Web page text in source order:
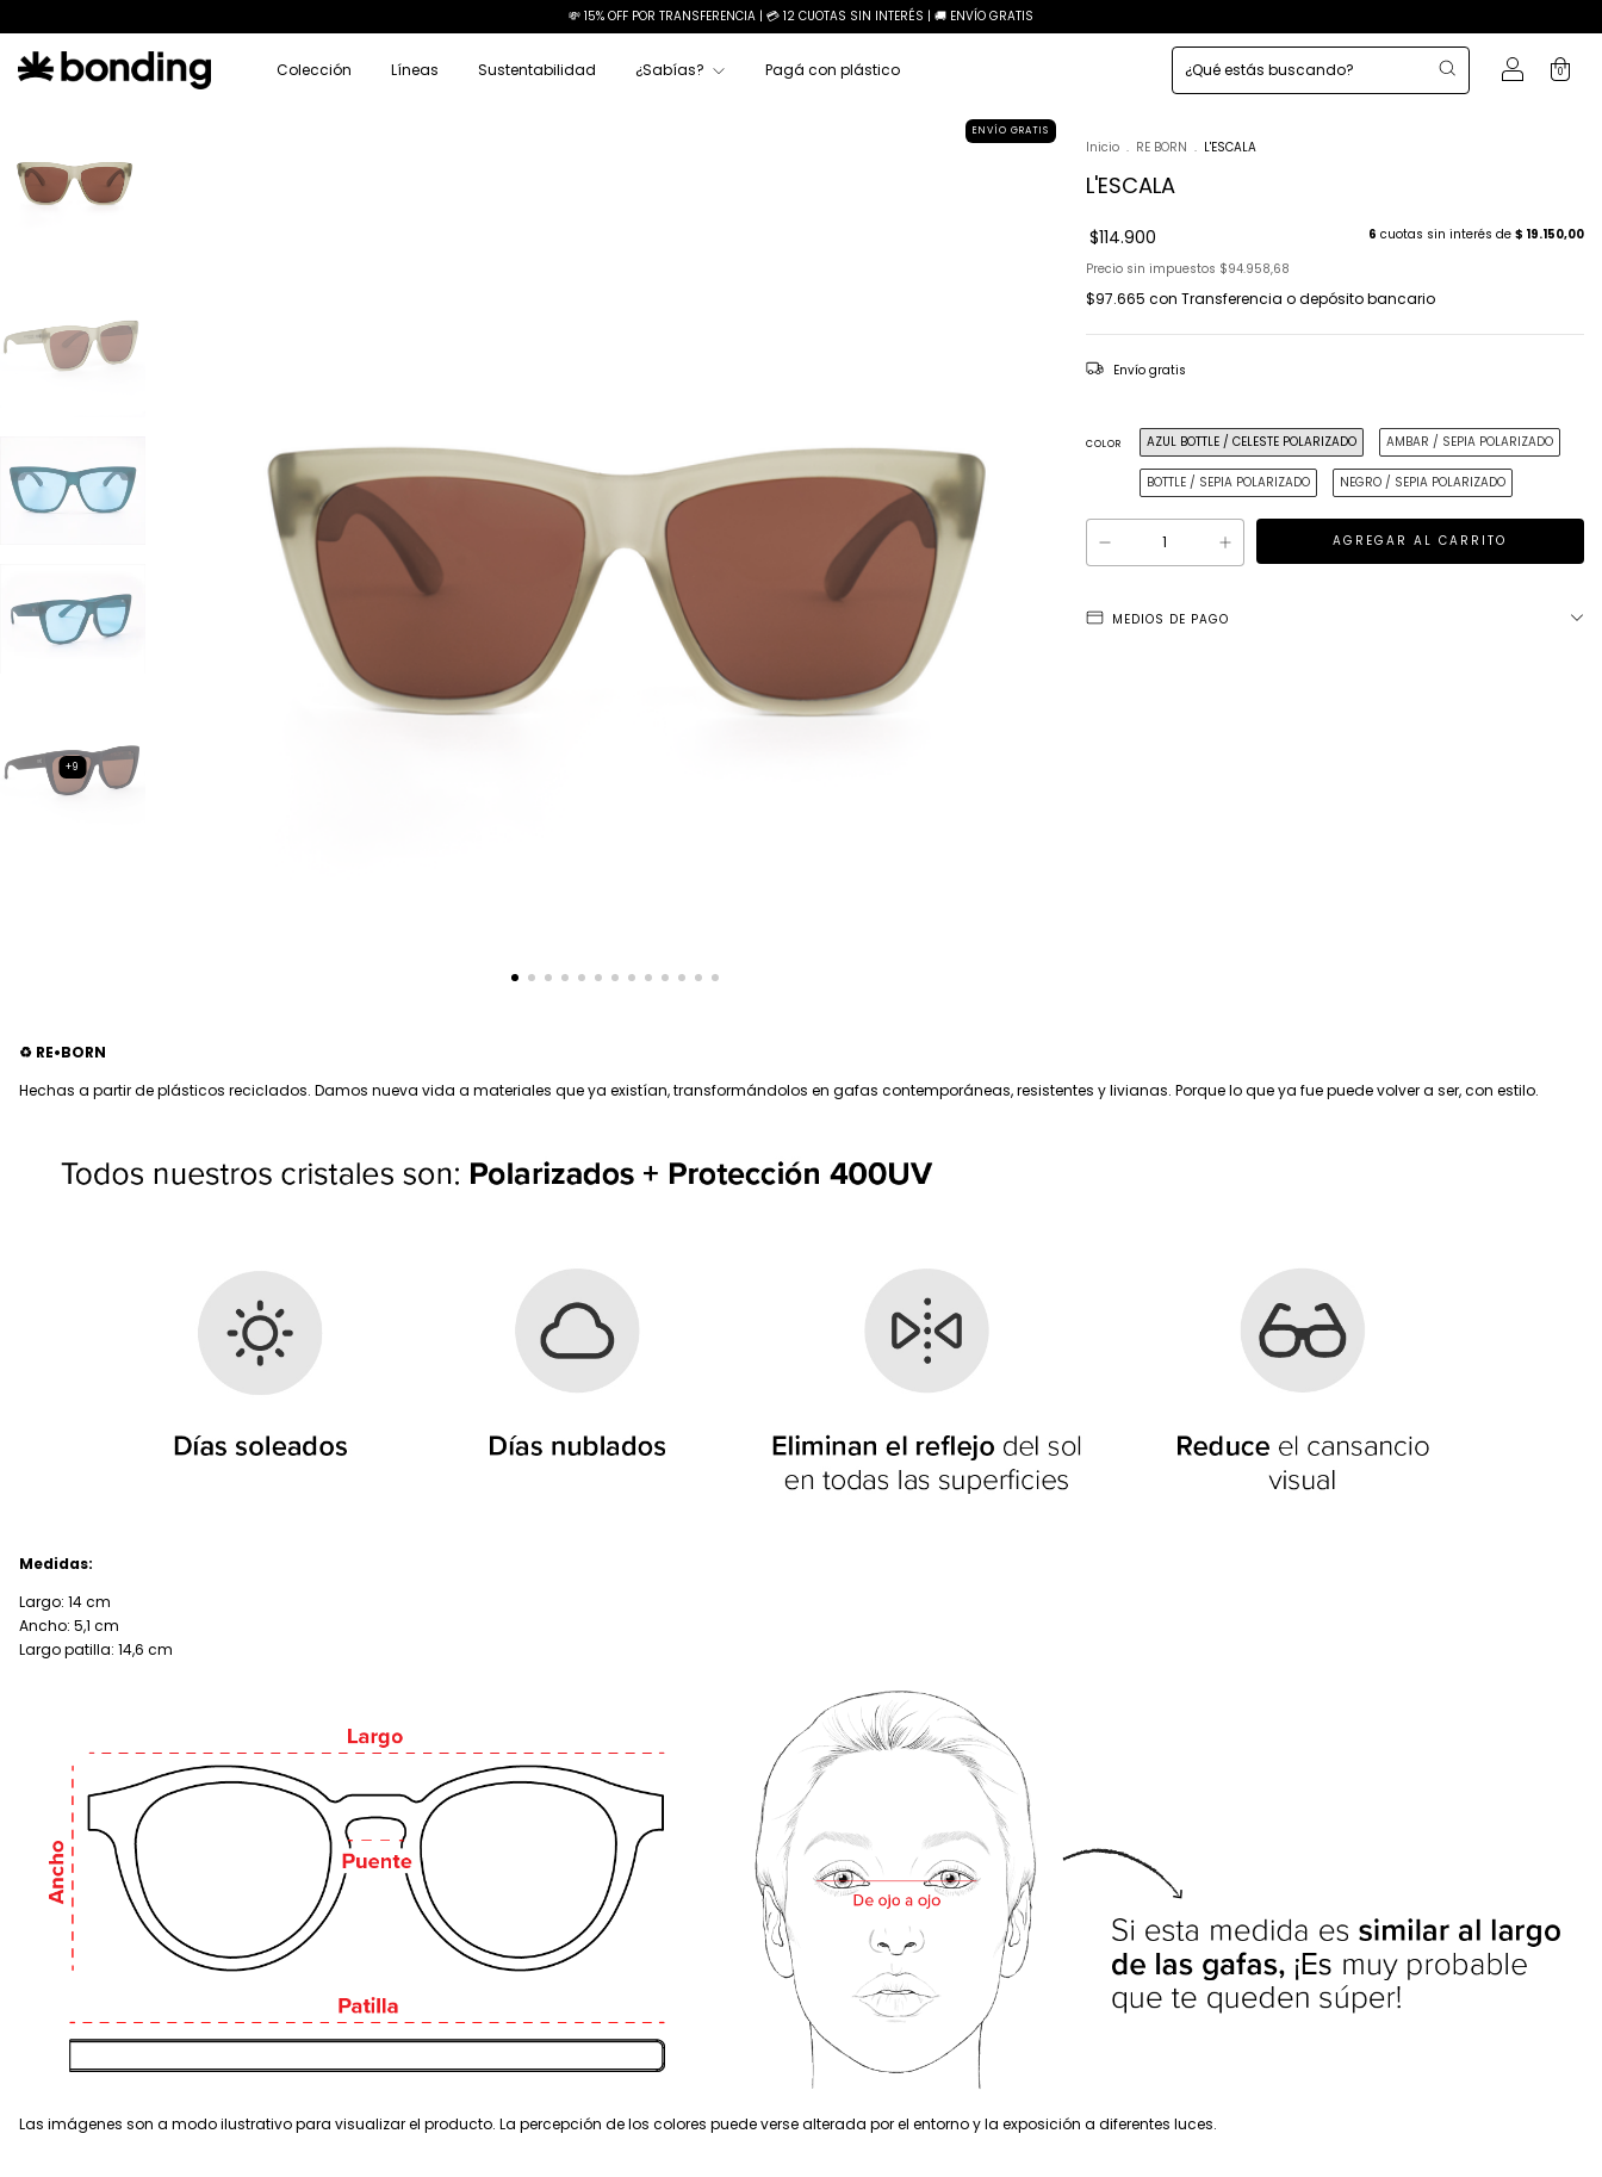
💸 15% OFF POR TRANSFERENCIA | 💳 12 CUOTAS SIN INTERÉS | 🚚 ENVÍO GRATIS
Colección Líneas Sustentabilidad ¿Sabías? Pagá con plástico 0
+9
ENVÍO GRATIS
Inicio . RE BORN . L'ESCALA
L'ESCALA
$114.900 6 cuotas sin interés de $ 19.150,00
Precio sin impuestos $94.958,68
$97.665 con Transferencia o depósito bancario
Envío gratis
COLOR AZUL BOTTLE / CELESTE POLARIZADO AMBAR / SEPIA POLARIZADO
BOTTLE / SEPIA POLARIZADO NEGRO / SEPIA POLARIZADO
MEDIOS DE PAGO
♻️ RE•BORN
Hechas a partir de plásticos reciclados. Damos nueva vida a materiales que ya existían, transformándolos en gafas contemporáneas, resistentes y livianas. Porque lo que ya fue puede volver a ser, con estilo.
Medidas:
Largo: 14 cm
Ancho: 5,1 cm
Largo patilla: 14,6 cm
Las imágenes son a modo ilustrativo para visualizar el producto. La percepción de los colores puede verse alterada por el entorno y la exposición a diferentes luces.